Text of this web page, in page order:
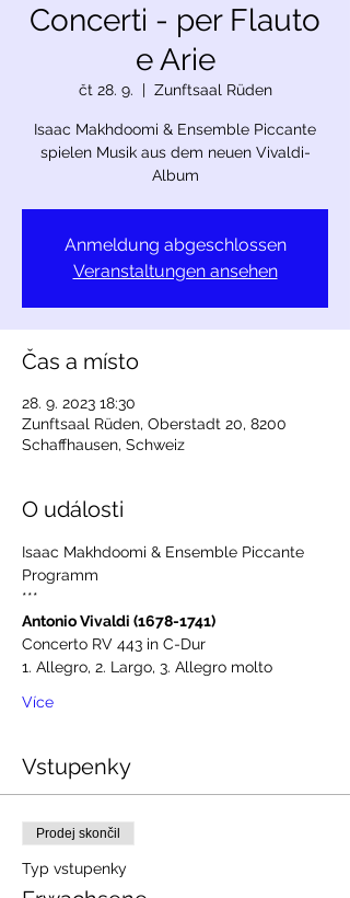
Concerti - per Flauto
e Arie
čt 28. 9.
  |
Zunftsaal Rüden
Isaac Makhdoomi & Ensemble Piccante
spielen Musik aus dem neuen Vivaldi-
Album
Anmeldung abgeschlossen
Veranstaltungen ansehen
Čas a místo
28. 9. 2023 18:30
Zunftsaal Rüden, Oberstadt 20, 8200
Schaffhausen, Schweiz
O události
Isaac Makhdoomi & Ensemble Piccante
Programm
***
Antonio Vivaldi (1678-1741)
Concerto RV 443 in C-Dur
1. Allegro, 2. Largo, 3. Allegro molto
Více
Vstupenky
Prodej skončil
Typ vstupenky